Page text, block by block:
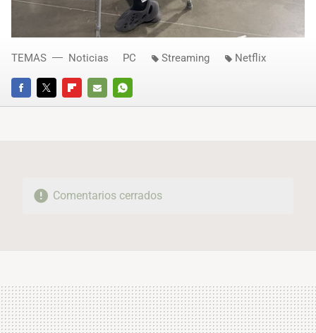
FACEBOOKTWITTERFLIPBOARD
E-
WHATSAPP
TEMAS Noticias PC Streaming Netflix
Comentarios cerrados